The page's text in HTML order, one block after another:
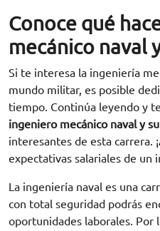
Conoce qué
mecánico naval
Si te interesa la ingeniería
mundo militar, es posible
tiempo. Continúa leyendo y
ingeniero mecánico naval y
interesantes de esta carrera.
expectativas salariales de un
La ingeniería naval es una
con total seguridad podrás
oportunidades laborales. Por